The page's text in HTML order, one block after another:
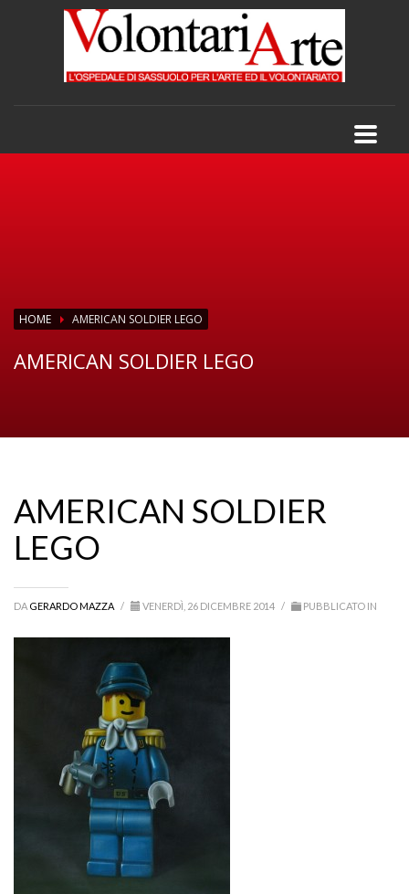
HOME AMERICAN SOLDIER LEGO
AMERICAN SOLDIER LEGO
AMERICAN SOLDIER
LEGO
DA GERARDO MAZZA / VENERDÌ, 26 DICEMBRE 2014 / PUBBLICATO IN